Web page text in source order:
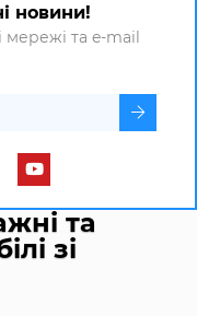
новини!
мережі та e-mail
та
зі